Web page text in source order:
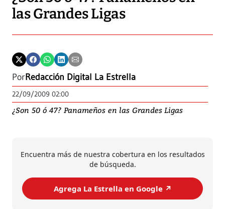
las Grandes Ligas
PorRedacción Digital La Estrella
22/09/2009 02:00
¿Son 50 ó 47? Panameños en las Grandes Ligas
Encuentra más de nuestra cobertura en los resultados
de búsqueda.
Agrega La Estrella en Google ↗️